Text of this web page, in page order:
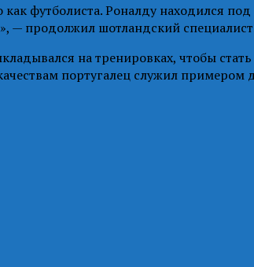
футболиста. Роналду находился
— продолжил шотландский
на тренировках, чтобы
португалец служил